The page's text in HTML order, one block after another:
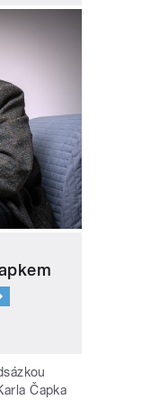
Čapka